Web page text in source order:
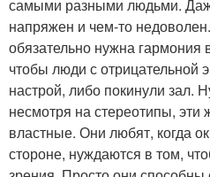
самыми разными людьми.
напряжен и чем-то
обязательно нужна гармония
чтобы люди с отрицательной
настрой, либо покинули зал.
несмотря на стереотипы,
властные. Они любят, когда
стороне, нуждаются в том,